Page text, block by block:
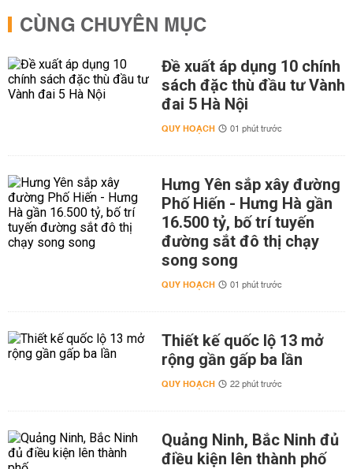
CÙNG CHUYÊN MỤC
Đề xuất áp dụng 10 chính
sách đặc thù đầu tư Vành
đai 5 Hà Nội
QUY HOẠCH 01 phút trước
Hưng Yên sắp xây đường
Phố Hiến - Hưng Hà gần
16.500 tỷ, bố trí tuyến
đường sắt đô thị chạy
song song
QUY HOẠCH 01 phút trước
Thiết kế quốc lộ 13 mở
rộng gần gấp ba lần
QUY HOẠCH 22 phút trước
Quảng Ninh, Bắc Ninh đủ
điều kiện lên thành phố